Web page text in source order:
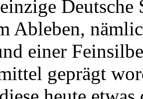
Deutsche
Ableben,
einer
geprägt